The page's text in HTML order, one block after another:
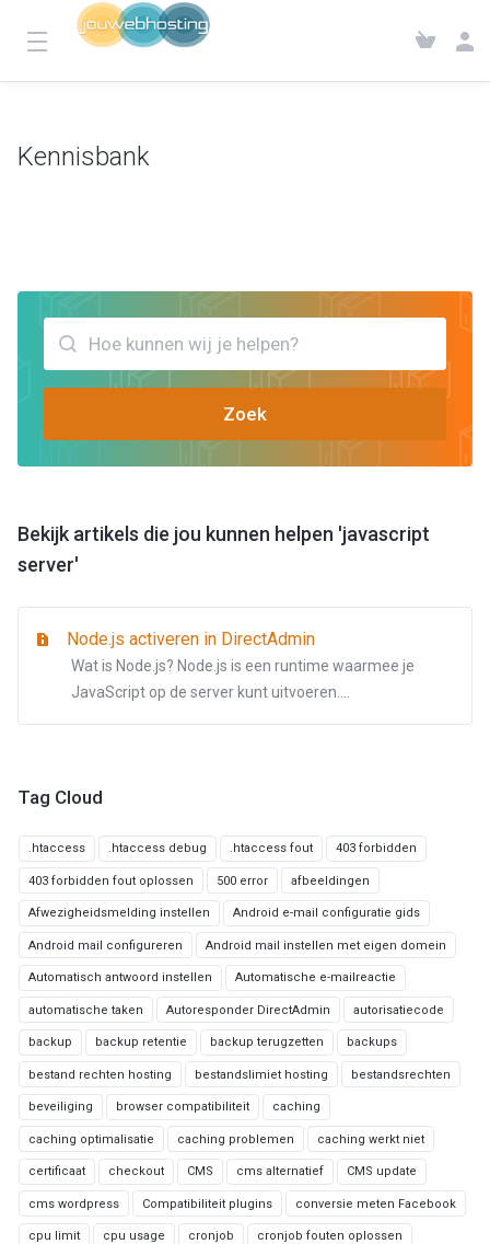
Kennisbank
Zoek
Bekijk artikels die jou kunnen helpen 'javascript
server'
Node.js activeren in DirectAdmin
Wat is Node.js? Node.js is een runtime waarmee je
JavaScript op de server kunt uitvoeren....
Tag Cloud
.htaccess .htaccess debug .htaccess fout 403 forbidden
403 forbidden fout oplossen 500 error afbeeldingen
Afwezigheidsmelding instellen Android e-mail configuratie gids
Android mail configureren Android mail instellen met eigen domein
Automatisch antwoord instellen Automatische e-mailreactie
automatische taken Autoresponder DirectAdmin autorisatiecode
backup backup retentie backup terugzetten backups
bestand rechten hosting bestandslimiet hosting bestandsrechten
beveiliging browser compatibiliteit caching
caching optimalisatie caching problemen caching werkt niet
certificaat checkout CMS cms alternatief CMS update
cms wordpress Compatibiliteit plugins conversie meten Facebook
cpu limit cpu usage cronjob cronjob fouten oplossen